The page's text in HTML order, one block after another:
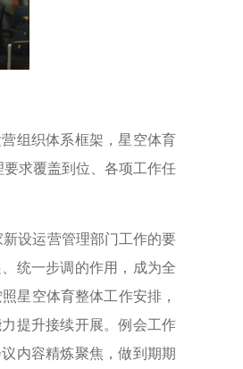
组织体系框架，星空体育
求覆盖到位、各项工作任
设运营管理部门工作的要
统一步调的作用，成为全
星空体育整体工作安排，
提升接续开展。例会工作
内容精炼聚焦，做到期期